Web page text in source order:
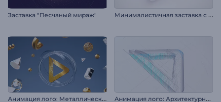
Заставка "Песчаный мираж" М
инималистичная заставка с логотипом
А
нимация лого: Металлические фигуры А
нимация лого: Архитектурный проект